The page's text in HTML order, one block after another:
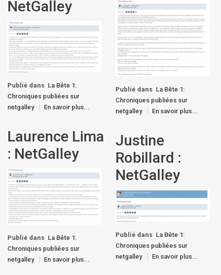
NetGalley
Publié dans La Bête 1:
Chroniques publiées sur
netgalley
En savoir plus...
Publié dans La Bête 1:
Chroniques publiées sur
netgalley
En savoir plus...
Laurence Lima
: NetGalley
Publié dans La Bête 1:
Chroniques publiées sur
netgalley
En savoir plus...
Justine
Robillard :
NetGalley
Publié dans La Bête 1:
Chroniques publiées sur
netgalley
En savoir plus...